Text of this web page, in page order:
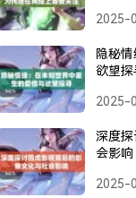
2025-
隐秘
欲望探
2025-
深度
会影响
2025-